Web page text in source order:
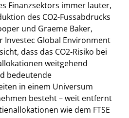
Finanzsektors immer lauter,
des CO2-Fussabdrucks
und Graeme Baker,
Investec Global Environment
dass das CO2-Risiko bei
weitgehend
bedeutende
in einem Universum
besteht – weit entfernt
wie dem FTSE